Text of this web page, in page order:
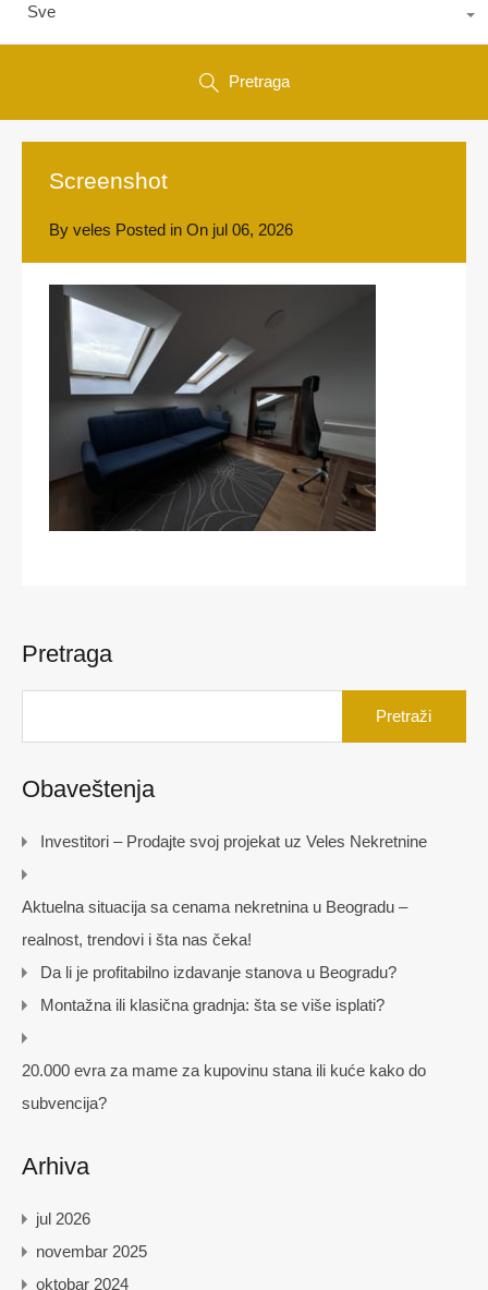
Sve
Pretraga
Screenshot
By veles Posted in On jul 06, 2026
Pretraga
Obaveštenja
Investitori – Prodajte svoj projekat uz Veles Nekretnine
Aktuelna situacija sa cenama nekretnina u Beogradu –
realnost, trendovi i šta nas čeka!
Da li je profitabilno izdavanje stanova u Beogradu?
Montažna ili klasična gradnja: šta se više isplati?
20.000 evra za mame za kupovinu stana ili kuće kako do
subvencija?
Arhiva
jul 2026
novembar 2025
oktobar 2024